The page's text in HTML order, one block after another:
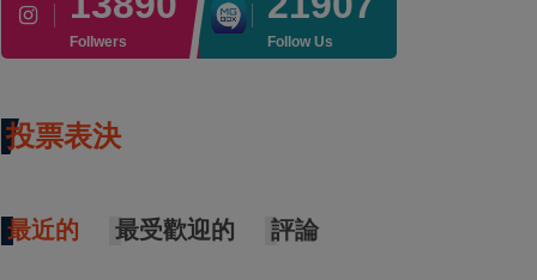
Follwers Follow Us
投票表決
最近的 最受歡迎的 評論